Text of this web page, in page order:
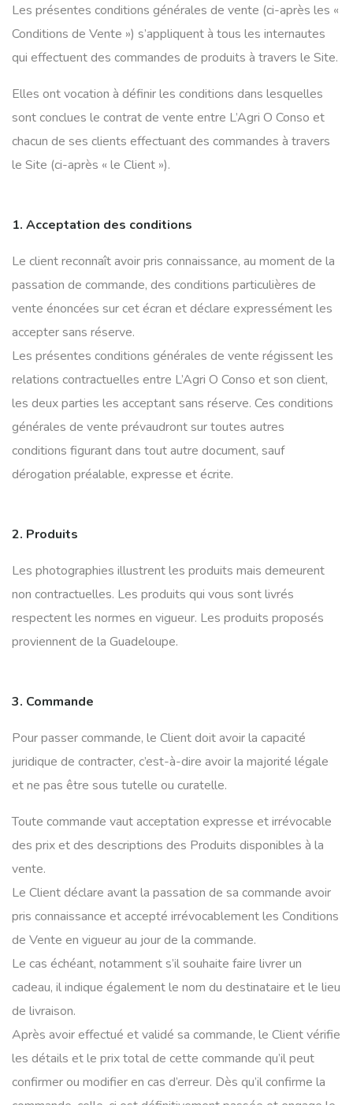
Les présentes conditions générales de vente (ci-après les «
Conditions de Vente ») s’appliquent à tous les internautes
qui effectuent des commandes de produits à travers le Site.
Elles ont vocation à définir les conditions dans lesquelles
sont conclues le contrat de vente entre L’Agri O Conso et
chacun de ses clients effectuant des commandes à travers
le Site (ci-après « le Client »).
1. Acceptation des conditions
Le client reconnaît avoir pris connaissance, au moment de la
passation de commande, des conditions particulières de
vente énoncées sur cet écran et déclare expressément les
accepter sans réserve.
Les présentes conditions générales de vente régissent les
relations contractuelles entre L’Agri O Conso et son client,
les deux parties les acceptant sans réserve. Ces conditions
générales de vente prévaudront sur toutes autres
conditions figurant dans tout autre document, sauf
dérogation préalable, expresse et écrite.
2. Produits
Les photographies illustrent les produits mais demeurent
non contractuelles. Les produits qui vous sont livrés
respectent les normes en vigueur. Les produits proposés
proviennent de la Guadeloupe.
3. Commande
Pour passer commande, le Client doit avoir la capacité
juridique de contracter, c’est-à-dire avoir la majorité légale
et ne pas être sous tutelle ou curatelle.
Toute commande vaut acceptation expresse et irrévocable
des prix et des descriptions des Produits disponibles à la
vente.
Le Client déclare avant la passation de sa commande avoir
pris connaissance et accepté irrévocablement les Conditions
de Vente en vigueur au jour de la commande.
Le cas échéant, notamment s’il souhaite faire livrer un
cadeau, il indique également le nom du destinataire et le lieu
de livraison.
Après avoir effectué et validé sa commande, le Client vérifie
les détails et le prix total de cette commande qu’il peut
confirmer ou modifier en cas d’erreur. Dès qu’il confirme la